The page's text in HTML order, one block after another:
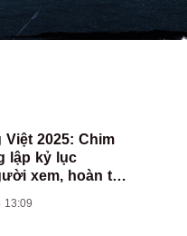
Việt 2025: Chim
lập kỷ lục
xem, hoàn tất
13:09